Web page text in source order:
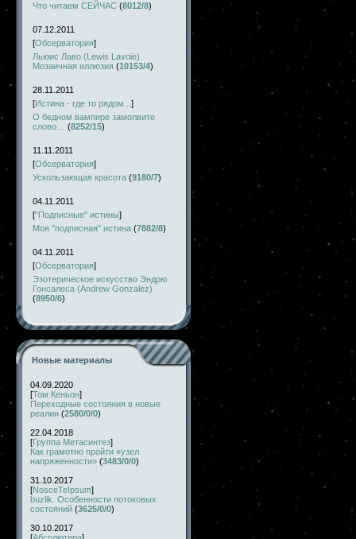
Что читаем СЕЙЧАС (8012/8)
07.12.2011
[Обсерватория]
Льюис Лаво (Lewis Lavoie).
Мозаичная иллюзия (10153/4)
28.11.2011
[Истина - где то рядом... ]
О бедном вампире замолвите
слово…
(8252/15)
11.11.2011
[Обсерватория]
Ускользающая красота (9180/7)
04.11.2011
["Подписные" истины]
Моя "подписная" истина (7882/8)
04.11.2011
[Обсерватория]
Эзотерическое искусство Эндрю
Гонсалеса (Andrew Gonzalez)
(8950/6)
Новые материалы
04.09.2020
[Том Кеньон]
Переходные состояния в новые
реалии (2580/0/0)
22.04.2018
[Группа Метасинтез]
Как грамотно пройти «узел
напряженности» (3483/0/0)
31.10.2017
[NosceTeIpsum]
buzlik. Особенности потоковых
состояний (3625/0/0)
30.10.2017